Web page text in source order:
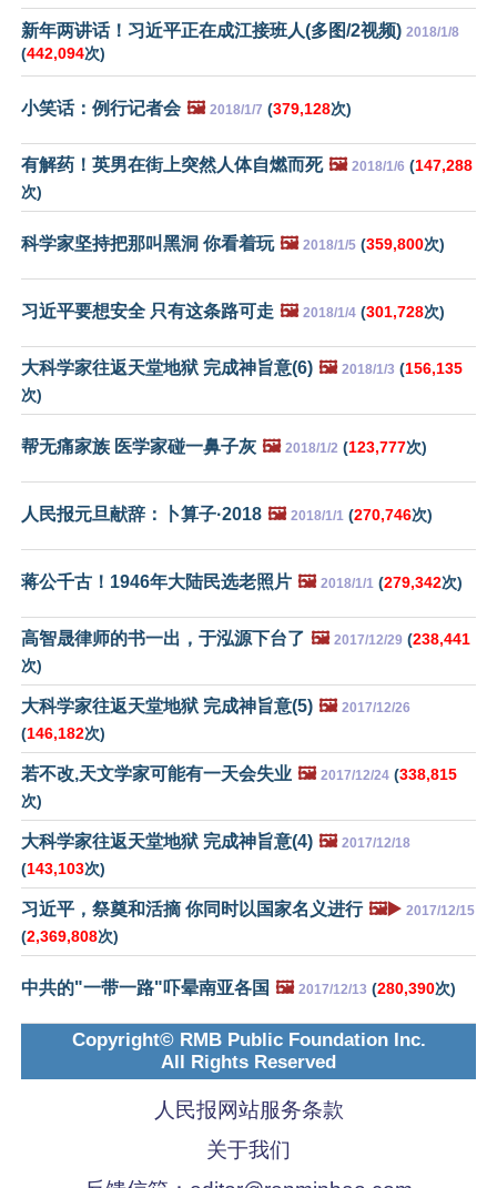
新年两讲话！习近平正在成江接班人(多图/2视频) 2018/1/8
(442,094次)
小笑话：例行记者会 🖼️ 2018/1/7 (379,128次)
有解药！英男在街上突然人体自燃而死 🖼️ 2018/1/6 (147,288
次)
科学家坚持把那叫黑洞 你看着玩 🖼️ 2018/1/5 (359,800次)
习近平要想安全 只有这条路可走 🖼️ 2018/1/4 (301,728次)
大科学家往返天堂地狱 完成神旨意(6) 🖼️ 2018/1/3 (156,135
次)
帮无痛家族 医学家碰一鼻子灰 🖼️ 2018/1/2 (123,777次)
人民报元旦献辞：卜算子·2018 🖼️ 2018/1/1 (270,746次)
蒋公千古！1946年大陆民选老照片 🖼️ 2018/1/1 (279,342次)
高智晟律师的书一出，于泓源下台了 🖼️ 2017/12/29 (238,441
次)
大科学家往返天堂地狱 完成神旨意(5) 🖼️ 2017/12/26
(146,182次)
若不改,天文学家可能有一天会失业 🖼️ 2017/12/24 (338,815
次)
大科学家往返天堂地狱 完成神旨意(4) 🖼️ 2017/12/18
(143,103次)
习近平，祭奠和活摘 你同时以国家名义进行 🖼️▶️ 2017/12/15
(2,369,808次)
中共的"一带一路"吓晕南亚各国 🖼️ 2017/12/13 (280,390次)
Copyright© RMB Public Foundation Inc.
All Rights Reserved
人民报网站服务条款
关于我们